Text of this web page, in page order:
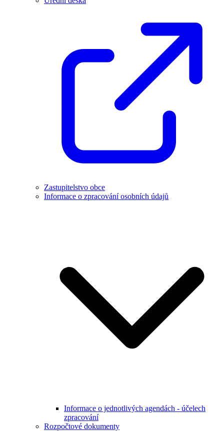
Zastupitelstvo obce
Informace o zpracování osobních údajů
Informace o jednotlivých agendách - účelech
zpracování
Rozpočtové dokumenty